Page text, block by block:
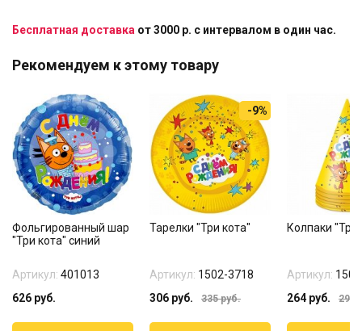
Бесплатная доставка от 3000 р. с интервалом в один час.
Рекомендуем к этому товару
Фольгированный шар
"Три кота" синий
Артикул: 401013
626 руб.
-9%
Тарелки "Три кота"
Артикул: 1502-3718
306 руб. 335руб.
Колпаки "Три
Артикул:
264 руб. 292